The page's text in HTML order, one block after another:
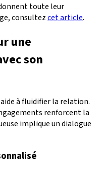
toute leur
consultezcet article.
une
son
à fluidifier la relation.
renforcent la
implique un dialogue